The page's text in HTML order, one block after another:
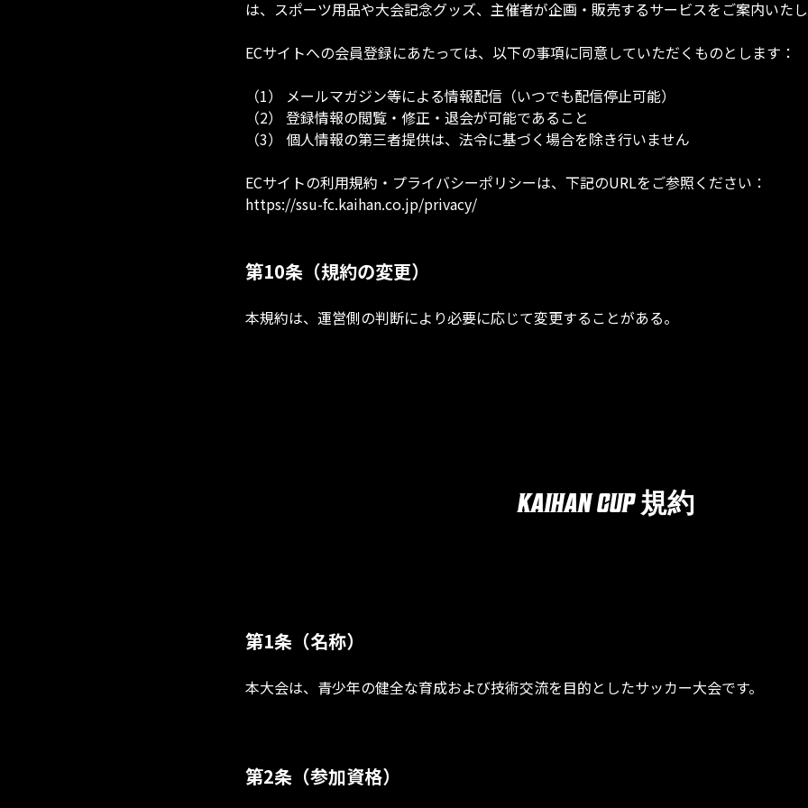
は、スポーツ用品や大会記念グッズ、主催者が企画・販売するサービスをご案内いた
ECサイトへの会員登録にあたっては、以下の事項に同意していただくものとします：
（1） メールマガジン等による情報配信（いつでも配信停止可能）
（2） 登録情報の閲覧・修正・退会が可能であること
（3） 個人情報の第三者提供は、法令に基づく場合を除き行いません
ECサイトの利用規約・プライバシーポリシーは、下記のURLをご参照ください：
https://ssu-fc.kaihan.co.jp/privacy/
第10条（規約の変更）
本規約は、運営側の判断により必要に応じて変更することがある。
KAIHAN CUP規約
第1条（名称）
本大会は、青少年の健全な育成および技術交流を目的としたサッカー大会です。
第2条（参加資格）